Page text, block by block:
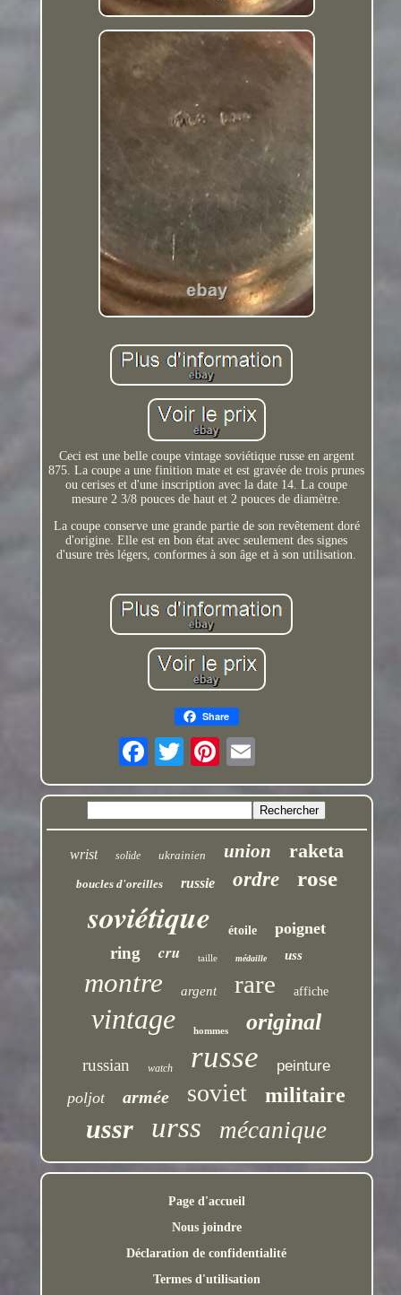
Ceci est une belle coupe vintage soviétique russe en argent
875. La coupe a une finition mate et est gravée de trois prunes
ou cerises et d'une inscription avec la date 14. La coupe
mesure 2 3/8 pouces de haut et 2 pouces de diamètre.
La coupe conserve une grande partie de son revêtement doré
d'origine. Elle est en bon état avec seulement des signes
d'usure très légers, conformes à son âge et à son utilisation.
Share
wrist solide ukrainien union raketa
boucles d'oreilles russie ordre rose
soviétique étoile poignet
ring cru taille médaille uss
montre argent rare affiche
vintage hommes original
russian watch russe peinture
poljot armée soviet militaire
ussr urss mécanique
Page d'accueil
Nous joindre
Déclaration de confidentialité
Termes d'utilisation